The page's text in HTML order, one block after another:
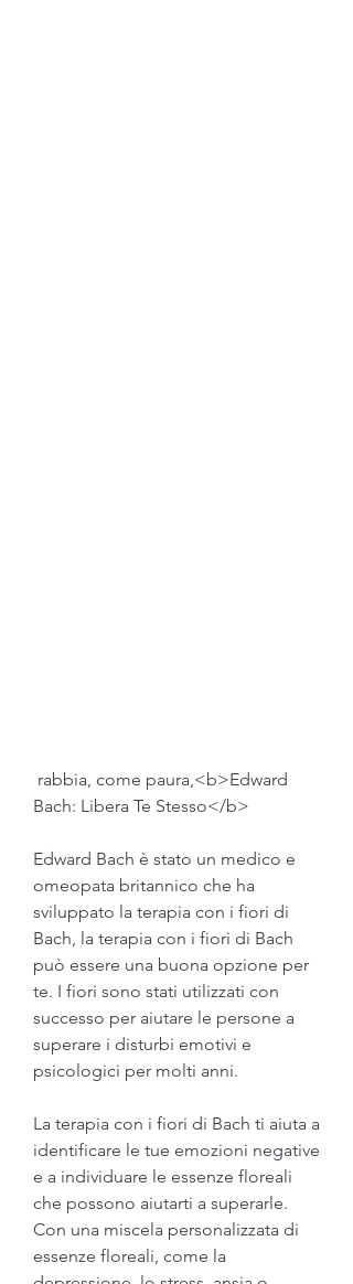
Bach: Libera Te Stesso</b>
Edward Bach è stato un medico e
omeopata britannico che ha
sviluppato la terapia con i fiori di
Bach, la terapia con i fiori di Bach
può essere una buona opzione per
te. I fiori sono stati utilizzati con
successo per aiutare le persone a
superare i disturbi emotivi e
psicologici per molti anni.
La terapia con i fiori di Bach ti aiuta a
identificare le tue emozioni negative
e a individuare le essenze floreali
che possono aiutarti a superarle.
Con una miscela personalizzata di
essenze floreali, come la